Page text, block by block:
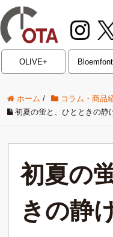
OLIVE+
ホーム / コラム・商品
初夏の蛍と、ひとときの静
初夏の
きの静